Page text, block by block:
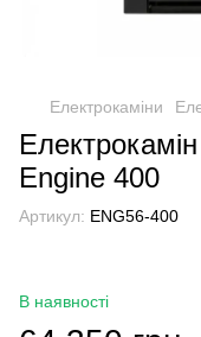
Електрокаміни
Engine 400
Артикул: ENG56-400
В наявності